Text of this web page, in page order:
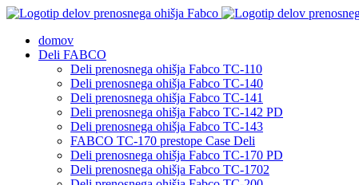
Preskoči
vsebinodomov
Deli FABCO
Deli prenosnega ohišja Fabco TC-110
Deli prenosnega ohišja Fabco TC-140
Deli prenosnega ohišja Fabco TC-141
Deli prenosnega ohišja Fabco TC-142 PD
Deli prenosnega ohišja Fabco TC-143
FABCO TC-170 prestope Case Deli
Deli prenosnega ohišja Fabco TC-170 PD
Deli prenosnega ohišja Fabco TC-1702